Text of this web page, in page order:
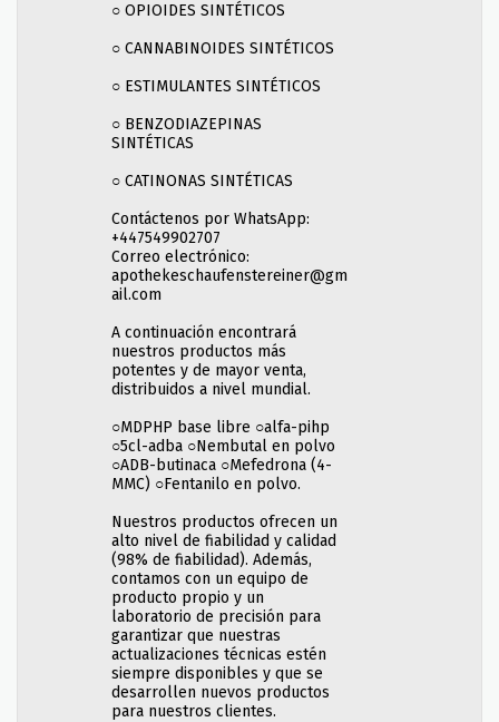
○ OPIOIDES SINTÉTICOS
○ CANNABINOIDES SINTÉTICOS
○ ESTIMULANTES SINTÉTICOS
○ BENZODIAZEPINAS
SINTÉTICAS
○ CATINONAS SINTÉTICAS
Contáctenos por WhatsApp:
+447549902707
Correo electrónico:
apothekeschaufenstereiner@gm
ail.com
A continuación encontrará
nuestros productos más
potentes y de mayor venta,
distribuidos a nivel mundial.
○MDPHP base libre ○alfa-pihp
○5cl-adba ○Nembutal en polvo
○ADB-butinaca ○Mefedrona (4-
MMC) ○Fentanilo en polvo.
Nuestros productos ofrecen un
alto nivel de fiabilidad y calidad
(98% de fiabilidad). Además,
contamos con un equipo de
producto propio y un
laboratorio de precisión para
garantizar que nuestras
actualizaciones técnicas estén
siempre disponibles y que se
desarrollen nuevos productos
para nuestros clientes.